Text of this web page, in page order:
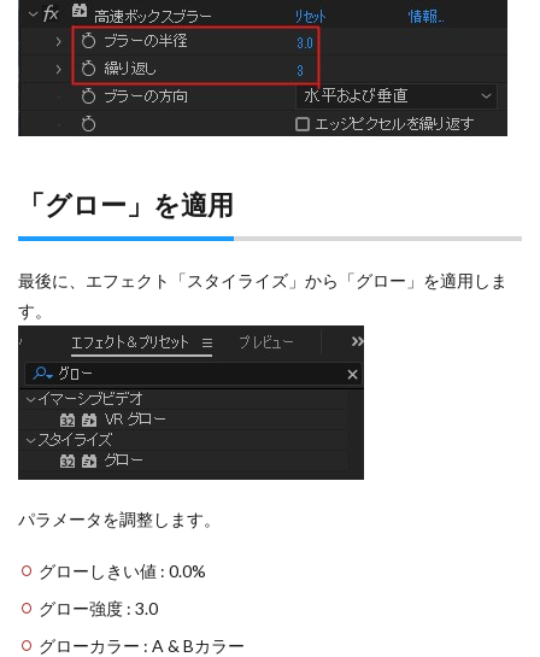
「グロー」を適用
最後に、エフェクト「スタイライズ」から「グロー」を適用しま
す。
パラメータを調整します。
グローしきい値 : 0.0%
グロー強度 : 3.0
グローカラー : A & Bカラー